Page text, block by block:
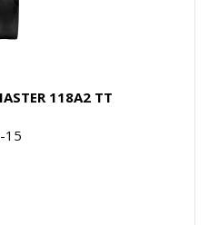
118A2 TT
15